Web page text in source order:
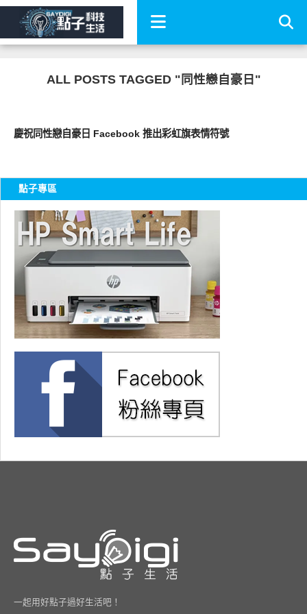
ALL POSTS TAGGED "同性戀自豪日"
慶祝同性戀自豪日 Facebook 推出彩虹旗表情符號
點子專區
一起用好點子過好生活吧！